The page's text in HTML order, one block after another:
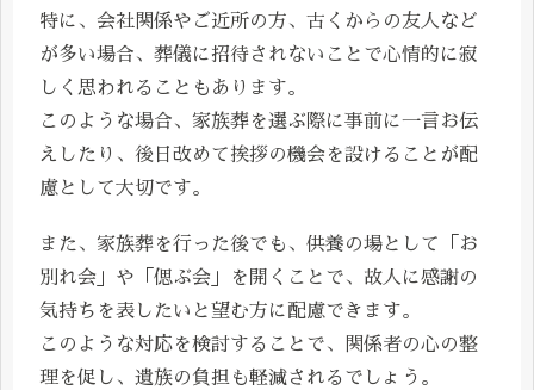
特に、会社関係やご近所の方、古くからの友人など
が多い場合、葬儀に招待されないことで心情的に寂
しく思われることもあります。
このような場合、家族葬を選ぶ際に事前に一言お伝
えしたり、後日改めて挨拶の機会を設けることが配
慮として大切です。
また、家族葬を行った後でも、供養の場として「お
別れ会」や「偲ぶ会」を開くことで、故人に感謝の
気持ちを表したいと望む方に配慮できます。
このような対応を検討することで、関係者の心の整
理を促し、遺族の負担も軽減されるでしょう。